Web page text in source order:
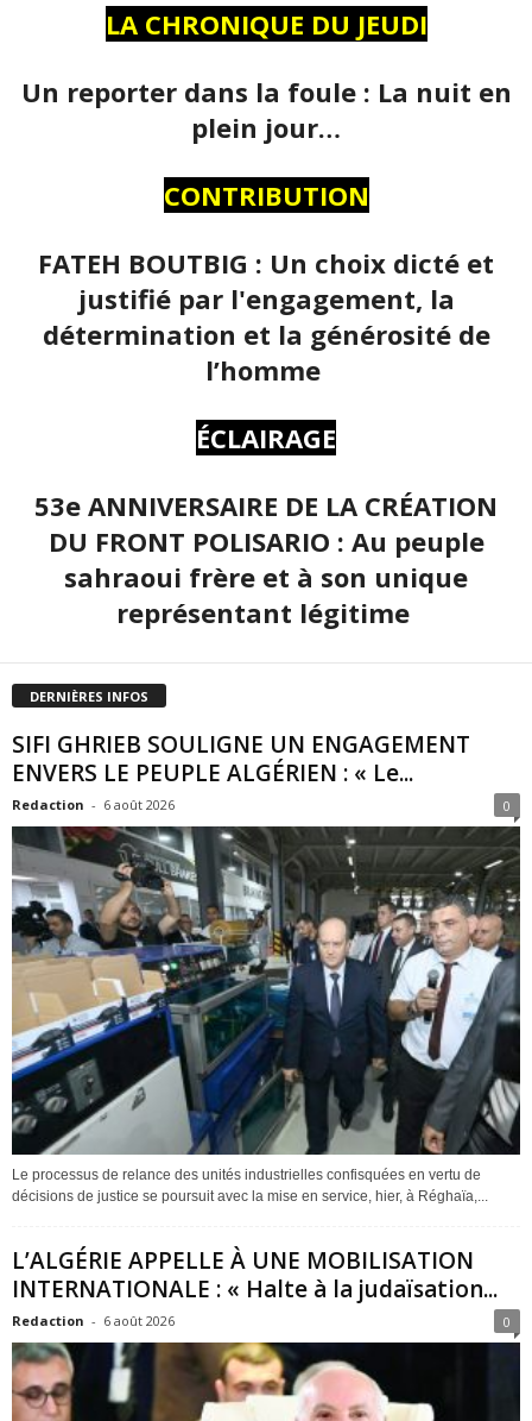
LA CHRONIQUE DU JEUDI
Un reporter dans la foule : La nuit en
plein jour…
CONTRIBUTION
FATEH BOUTBIG : Un choix dicté et
justifié par l'engagement, la
détermination et la générosité de
l’homme
ÉCLAIRAGE
53e ANNIVERSAIRE DE LA CRÉATION
DU FRONT POLISARIO : Au peuple
sahraoui frère et à son unique
représentant légitime
DERNIÈRES INFOS
SIFI GHRIEB SOULIGNE UN ENGAGEMENT
ENVERS LE PEUPLE ALGÉRIEN : « Le...
Redaction - 6 août 2026 0
Le processus de relance des unités industrielles confisquées en vertu de
décisions de justice se poursuit avec la mise en service, hier, à Réghaïa,...
L’ALGÉRIE APPELLE À UNE MOBILISATION
INTERNATIONALE : « Halte à la judaïsation...
Redaction - 6 août 2026 0